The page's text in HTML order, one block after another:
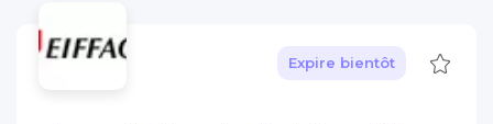
Expire bientôt